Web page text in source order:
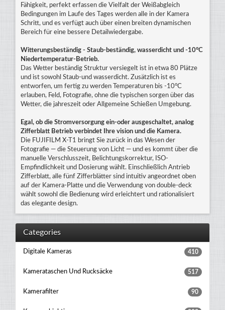
Fähigkeit, perfekt erfassen die Vielfalt der Weißabgleich
Bedingungen im Laufe des Tages werden alle in der Kamera
Schritt, und es verfügt auch über einen breiten dynamischen
Bereich für eine bessere Detailwiedergabe.
Witterungsbeständig - Staub-beständig, wasserdicht und -10°C
Niedertemperatur-Betrieb.
Das Wetter beständig Struktur versiegelt ist in etwa 80 Plätze
und ist sowohl Staub-und wasserdicht. Zusätzlich ist es
entworfen, um fertig zu werden Temperaturen bis -10°C
erlauben, Feld, Fotografie, ohne die typischen sorgen über das
Wetter, die jahreszeit oder Allgemeine Schießen Umgebung.
Egal, ob die Stromversorgung ein-oder ausgeschaltet, analog
Zifferblatt Betrieb verbindet Ihre vision und die Kamera.
Die FUJIFILM X-T1 bringt Sie zurück in das Wesen der
Fotografie — die Steuerung von Licht — und es kommt über die
manuelle Verschlusszeit, Belichtungskorrektur, ISO-
Empfindlichkeit und Dosierung wählt. Einschließlich Antrieb
Zifferblatt, alle fünf Zifferblätter sind intuitiv angeordnet oben
auf der Kamera-Platte und die Verwendung von double-deck
wählt sowohl die Bedienung wird erleichtert und rationalisiert
das elegante design.
Categories
Digitale Kameras 410
Kamerataschen Und Rucksäcke 517
Kamerafilter 90